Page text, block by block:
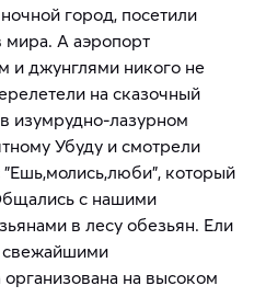
город, посетили
мира. А аэропорт
и джунглями никого не
на сказочный
изумрудно-лазурном
Убуду и смотрели
который
с нашими
в лесу обезьян. Ели
свежайшими
на высоком